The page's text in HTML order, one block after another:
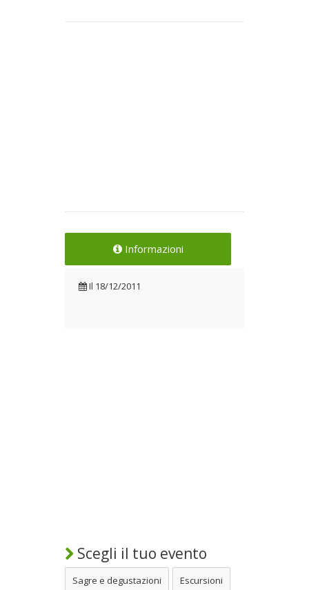
Informazioni
Il 18/12/2011
Scegli il tuo evento
Sagre e degustazioni Escursioni